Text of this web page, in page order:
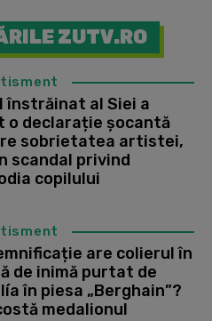
ZUTV.RO
înstrăinat al Siei a
o declarație șocantă
sobrietatea artistei,
scandal privind
copilului
are colierul în
de inimă purtat de
în piesa „Berghain”?
medalionul